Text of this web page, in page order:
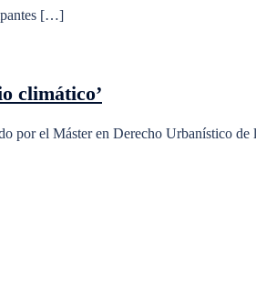
[…]
climático’
por el Máster en Derecho